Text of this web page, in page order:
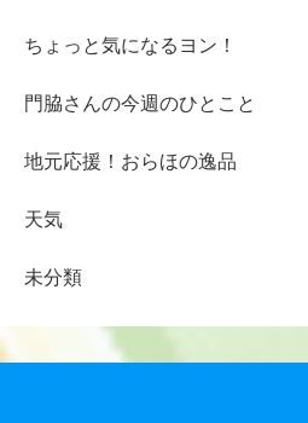
ちょっと気になるヨン！
門脇さんの今週のひとこと
地元応援！おらほの逸品
天気
未分類